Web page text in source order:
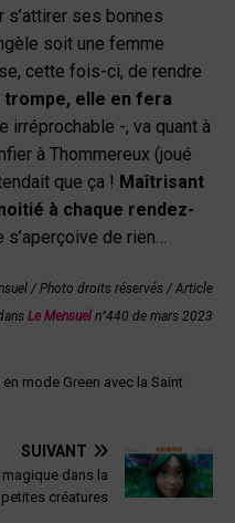
s’attirer ses bonnes
soit une femme
cette fois-ci, de rendre
trompe, elle en fera
irréprochable -, va quant à
à Thommereux (joué
que ça ! Maîtrisant
à chaque rendez-
s’aperçoive de rien…
/ Photo droits réservés / Article
Le Mensuel n°440 de mars 2023
mode Green avec la Saint
SUIVANT
dans la
créatures